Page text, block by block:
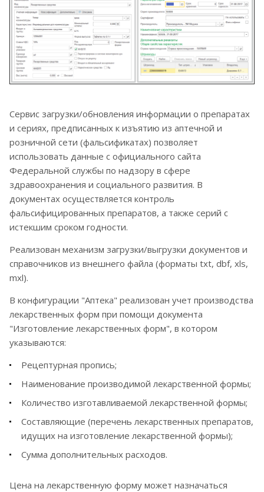
Сервис загрузки/обновления информации о препаратах
и сериях, предписанных к изъятию из аптечной и
розничной сети (фальсификатах) позволяет
использовать данные с официального сайта
Федеральной службы по надзору в сфере
здравоохранения и социального развития. В
документах осуществляется контроль
фальсифицированных препаратов, а также серий с
истекшим сроком годности.
Реализован механизм загрузки/выгрузки документов и
справочников из внешнего файла (форматы txt, dbf, xls,
mxl).
В конфигурации "Аптека" реализован учет производства
лекарственных форм при помощи документа
"Изготовление лекарственных форм", в котором
указываются:
Рецептурная пропись;
Наименование производимой лекарственной формы;
Количество изготавливаемой лекарственной формы;
Составляющие (перечень лекарственных препаратов,
идущих на изготовление лекарственной формы);
Сумма дополнительных расходов.
Цена на лекарственную форму может назначаться